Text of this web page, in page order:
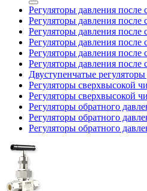
Регуляторы давления после
Регуляторы давления после
Регуляторы давления после
Регуляторы давления после
Регуляторы давления после
Регуляторы давления после
Двуступенчатые
Регуляторы сверхвысокой
Регуляторы сверхвысокой
Регуляторы обратного
Регуляторы обратного
Регуляторы обратного